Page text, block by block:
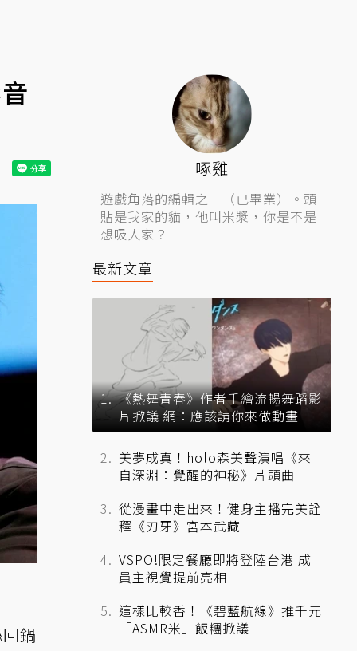
鍋
啄雞
遊戲角落的編輯之一（已畢業）。頭
貼是我家的貓，他叫米漿，你是不是
想吸人家？
最新文章
《熱舞青春》作者手繪流暢舞蹈影
片掀議 網：應該請你來做動畫
美夢成真！holo森美聲演唱《來
自深淵：覺醒的神秘》片頭曲
從漫畫中走出來！健身主播完美詮
釋《刃牙》宮本武藏
VSPO!限定餐廳即將登陸台港 成
員主視覺提前亮相
這樣比較香！《碧藍航線》推千元
「ASMR米」飯糰掀議